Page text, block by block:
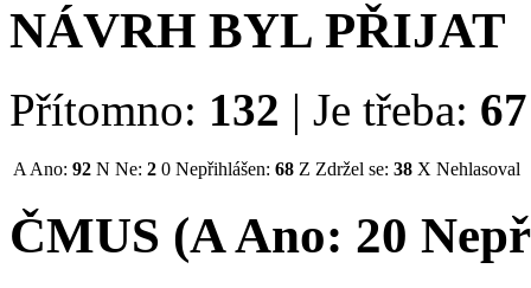
NÁVRH BYL PŘIJAT
Přítomno: 132 | Je třeba: 67
A Ano: 92 N Ne: 2 0 Nepřihlášen: 68 Z Zdržel se: 38 X Nehlasoval
ČMUS (AAno: 20